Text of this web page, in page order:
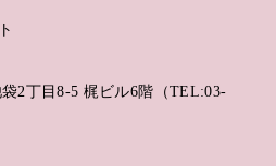
2丁目8-5 梶ビル6階（TEL:03-